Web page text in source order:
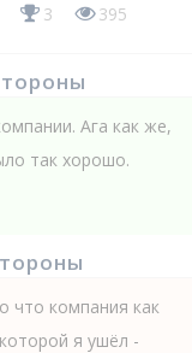
3 395
Ага как же,
так хорошо.
что компания как
я ушёл -